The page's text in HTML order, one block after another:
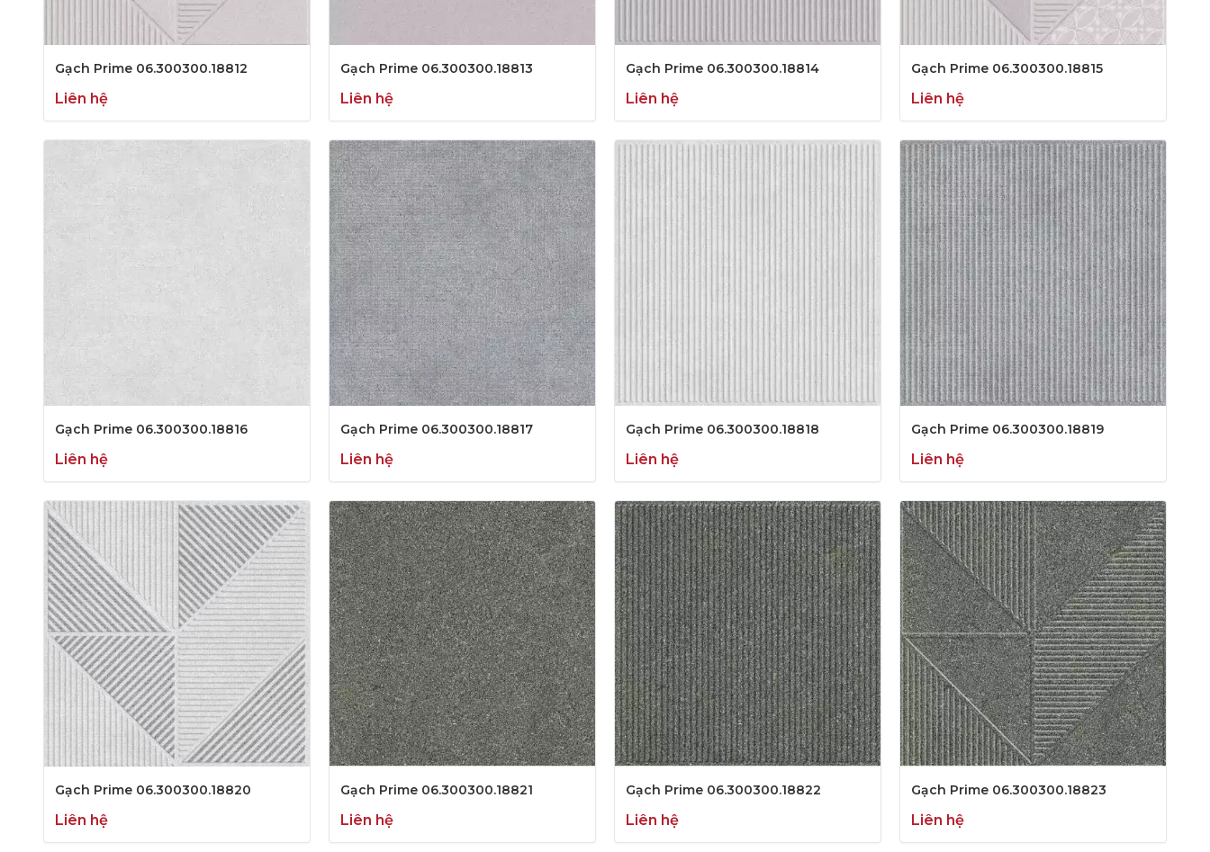
Gạch Prime 06.300300.18812
Liên hệ
Gạch Prime 06.300300.18813
Liên hệ
Gạch Prime 06.300300.18814
Liên hệ
Gạch Prime 06.300300.18815
Liên hệ
Gạch Prime 06.300300.18816
Liên hệ
Gạch Prime 06.300300.18817
Liên hệ
Gạch Prime 06.300300.18818
Liên hệ
Gạch Prime 06.300300.18819
Liên hệ
Gạch Prime 06.300300.18820
Liên hệ
Gạch Prime 06.300300.18821
Liên hệ
Gạch Prime 06.300300.18822
Liên hệ
Gạch Prime 06.300300.18823
Liên hệ